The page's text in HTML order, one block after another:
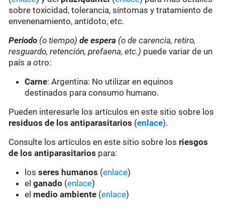
sobre toxicidad, tolerancia, síntomas y tratamiento de
envenenamiento, antídoto, etc.
Periodo (o tiempo) de espera (o de carencia, retiro,
resguardo, retención, prefaena, etc.) puede variar de un
país a otro:
Carne: Argentina: No utilizar en equinos
destinados para consumo humano.
Pueden interesarle los artículos en este sitio sobre los
residuos de los antiparasitarios (enlace).
Consulte los artículos en este sitio sobre los riesgos
de los antiparasitarios para:
losseres humanos (enlace)
elganado (enlace)
el medio ambiente (enlace)